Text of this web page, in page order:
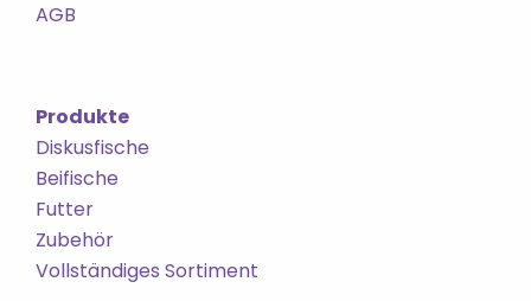
AGB
Produkte
Diskusfische
Beifische
Futter
Zubehör
Vollständiges Sortiment